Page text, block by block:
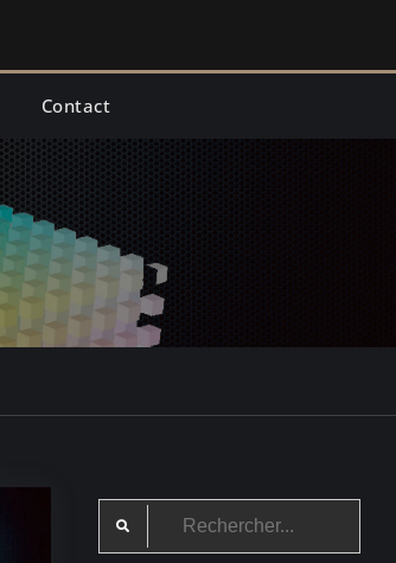
Contact
Search